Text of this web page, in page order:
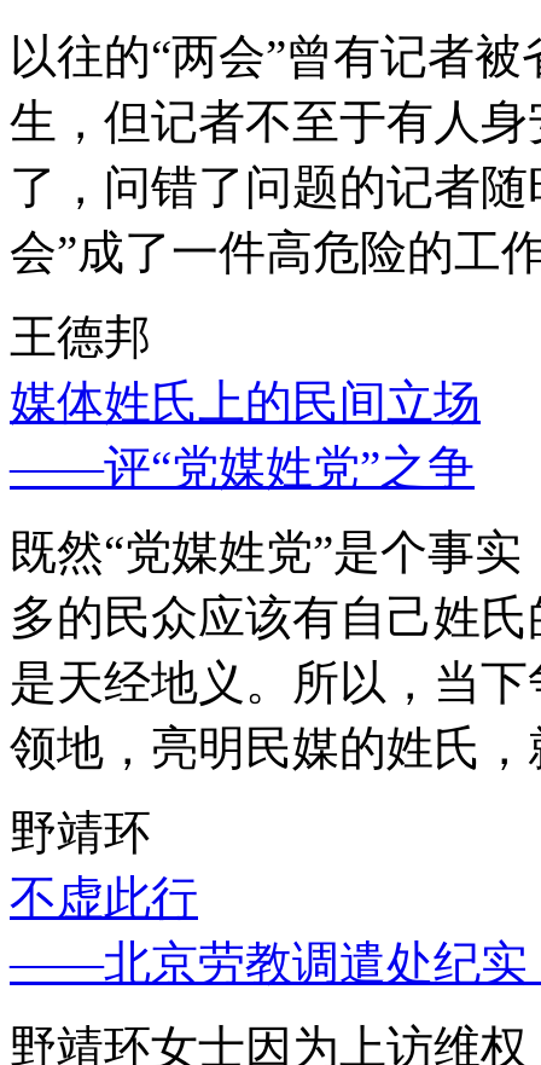
以往的“两会”曾有记者
生，但记者不至于有人
了，问错了问题的记者
会”成了一件高危险的工
王德邦
媒体姓氏上的民间立场
——评“党媒姓党”之争
既然“党媒姓党”是个事
多的民众应该有自己姓
是天经地义。所以，当
领地，亮明民媒的姓氏
野靖环
不虚此行
——北京劳教调遣处纪实
野靖环女士因为上访维